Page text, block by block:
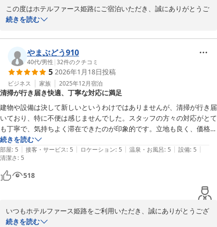
2026-04-12
この度はホテルファース姫路にご宿泊いただき、誠にありがとうご
ざいました。
思っております。
また、チェックアウト11時のサービスがお役に立てたようで何より
でございます。
今後も快適にお過ごしいただける環境づくりに努めてまいりますの
で、ぜひまたお越しくださいませ。
スタッフ一同、心よりお待ちしております。
Ｈｏｔｅｌ Ｆｏｓｓｅ姫路 ホテルファース姫路（旧：グランド
ゥース姫路）
2026-02-15
続きを読む
やまぶどう910
40代/男性 |32件のクチコミ
5 2026年1月18日投稿
ビジネス 家族 2025年12月宿泊
清掃が行き届き快適、丁寧な対応に満足
建物や設備は決して新しいというわけではありませんが、清掃が行き届
いており、特に不便は感じませんでした。スタッフの方々の対応がとて
も丁寧で、気持ちよく滞在できたのが印象的です。立地も良く、価格を
考えると十分満足できるホテルだと思います。
続きを読む
部屋: 5 | 接客・サービス: 5 | ロケーション: 5 | 温泉・お風呂: 5 | 設備: 5 |
清潔さ: 5
518
いつもホテルファース姫路をご利用いただき、誠にありがとうござ
います。
続きを読む